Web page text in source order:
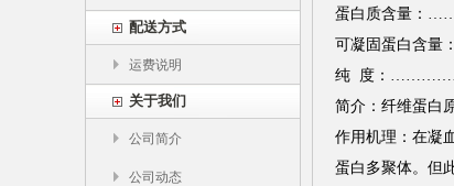
配送方式
运费说明
关于我们
公司简介
公司动态
蛋白质含量：
可凝固蛋白含
纯 度：
简介：纤维蛋白
作用机理：在凝
蛋白多聚体。但